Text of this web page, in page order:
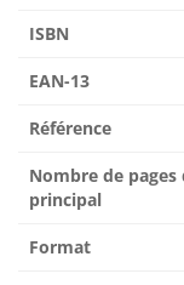
ISBN
EAN-13
Référence
Nombre de pages
principal
Format